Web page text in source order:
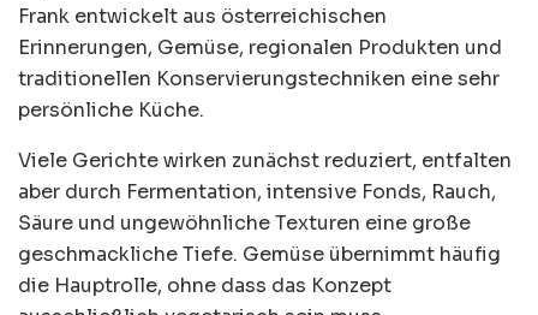
Frank entwickelt aus österreichischen
Erinnerungen, Gemüse, regionalen Produkten und
traditionellen Konservierungstechniken eine sehr
persönliche Küche.
Viele Gerichte wirken zunächst reduziert, entfalten
aber durch Fermentation, intensive Fonds, Rauch,
Säure und ungewöhnliche Texturen eine große
geschmackliche Tiefe. Gemüse übernimmt häufig
die Hauptrolle, ohne dass das Konzept